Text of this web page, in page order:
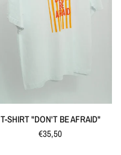
SCHNELLANSICHT
T-SHIRT "DON'T BE AFRAID"
€35,50